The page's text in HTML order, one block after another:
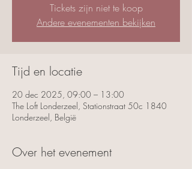
Tickets zijn niet te koop
Andere evenementen bekijken
Tijd en locatie
20 dec 2025, 09:00 – 13:00
The Loft Londerzeel, Stationstraat 50c 1840
Londerzeel, België
Over het evenement